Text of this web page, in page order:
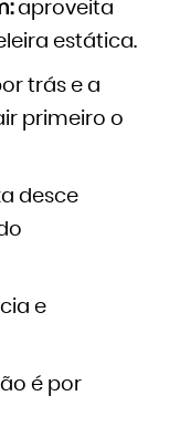
aproveita
estática.
trás e a
primeiro o
desce
e
é por